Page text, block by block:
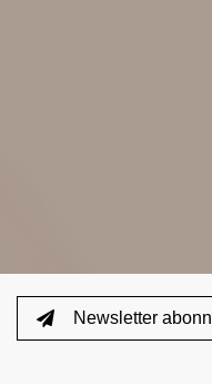
Stellenangebote
Newsletter